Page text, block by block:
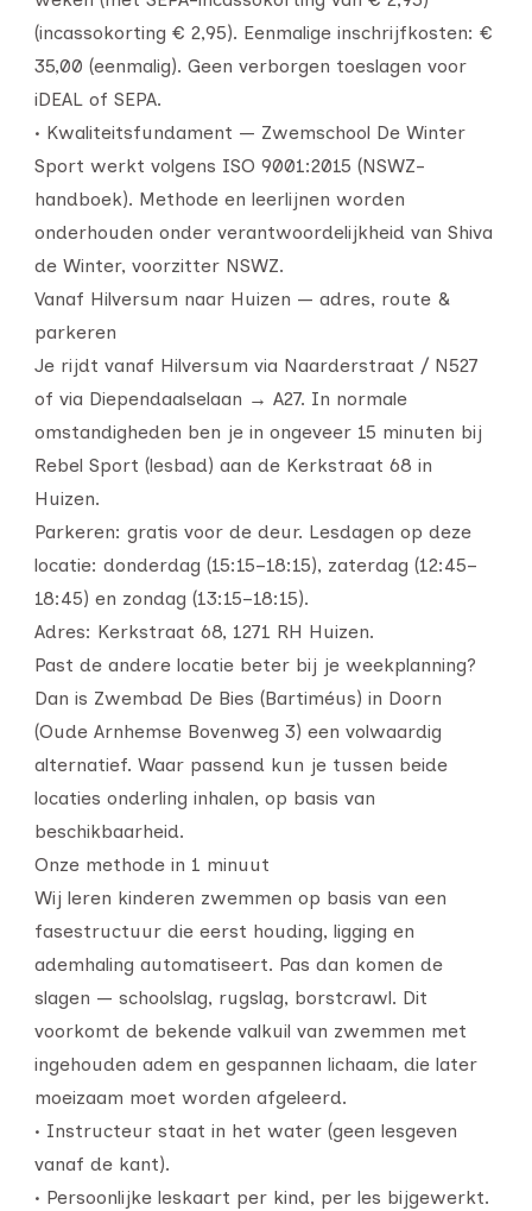
(incassokorting € 2,95). Eenmalige inschrijfkosten: €
35,00 (eenmalig). Geen verborgen toeslagen voor
iDEAL of SEPA.
• Kwaliteitsfundament — Zwemschool De Winter
Sport werkt volgens ISO 9001:2015 (NSWZ-
handboek). Methode en leerlijnen worden
onderhouden onder verantwoordelijkheid van Shiva
de Winter, voorzitter NSWZ.
Vanaf Hilversum naar Huizen — adres, route &
parkeren
Je rijdt vanaf Hilversum via Naarderstraat / N527
of via Diependaalselaan → A27. In normale
omstandigheden ben je in ongeveer 15 minuten bij
Rebel Sport (lesbad) aan de Kerkstraat 68 in
Huizen.
Parkeren: gratis voor de deur. Lesdagen op deze
locatie: donderdag (15:15–18:15), zaterdag (12:45–
18:45) en zondag (13:15–18:15).
Adres: Kerkstraat 68, 1271 RH Huizen.
Past de andere locatie beter bij je weekplanning?
Dan is Zwembad De Bies (Bartiméus) in Doorn
(Oude Arnhemse Bovenweg 3) een volwaardig
alternatief. Waar passend kun je tussen beide
locaties onderling inhalen, op basis van
beschikbaarheid.
Onze methode in 1 minuut
Wij leren kinderen zwemmen op basis van een
fasestructuur die eerst houding, ligging en
ademhaling automatiseert. Pas dan komen de
slagen — schoolslag, rugslag, borstcrawl. Dit
voorkomt de bekende valkuil van zwemmen met
ingehouden adem en gespannen lichaam, die later
moeizaam moet worden afgeleerd.
• Instructeur staat in het water (geen lesgeven
vanaf de kant).
• Persoonlijke leskaart per kind, per les bijgewerkt.